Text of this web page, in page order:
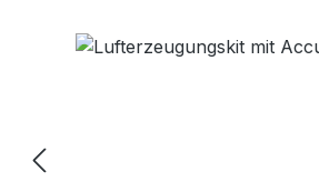
Bildergalerie überspringen